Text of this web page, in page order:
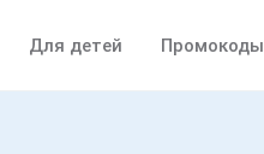
Для детей Промокоды